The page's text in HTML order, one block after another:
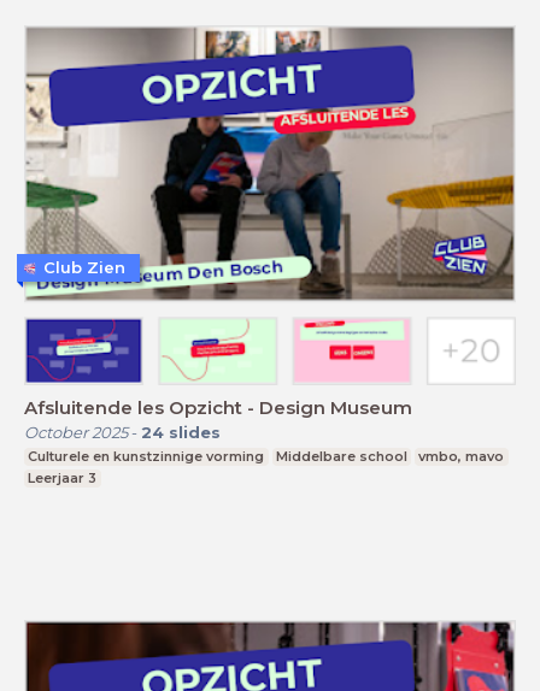
Afsluitende les Opzicht - Design Museum
October 2025- 24 slides
Culturele en kunstzinnige vorming Middelbare school
vmbo, mavo
Leerjaar 3
Club Zien